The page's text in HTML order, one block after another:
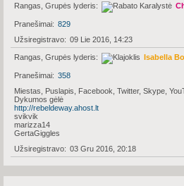
Rangas, Grupės lyderis
Pranešimai
829
Užsiregistravo
09 Lie 2016, 14:23
Rangas, Grupės lyderis Isabella
Pranešimai
358
Miestas, Puslapis, Facebook, Twitter, Skype,
Dykumos gėlė
http://rebeldeway.ahost.lt
svikvik
marizza14
GertaGiggles
Užsiregistravo
03 Gru 2016, 20:18